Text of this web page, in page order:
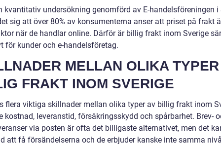
kvantitativ undersökning genomförd av E-handelsföreningen i
sig att över 80% av konsumenterna anser att priset på frakt
när de handlar online. Därför är billig frakt inom Sverige
för kunder och e-handelsföretag.
MELLAN OLIKA
FRAKT INOM SVERIGE
flera viktiga skillnader mellan olika typer av billig frakt inom
kostnad, leveranstid, försäkringsskydd och spårbarhet. Brev-
via posten är ofta det billigaste alternativet, men det
att få försändelserna och de erbjuder kanske inte samma